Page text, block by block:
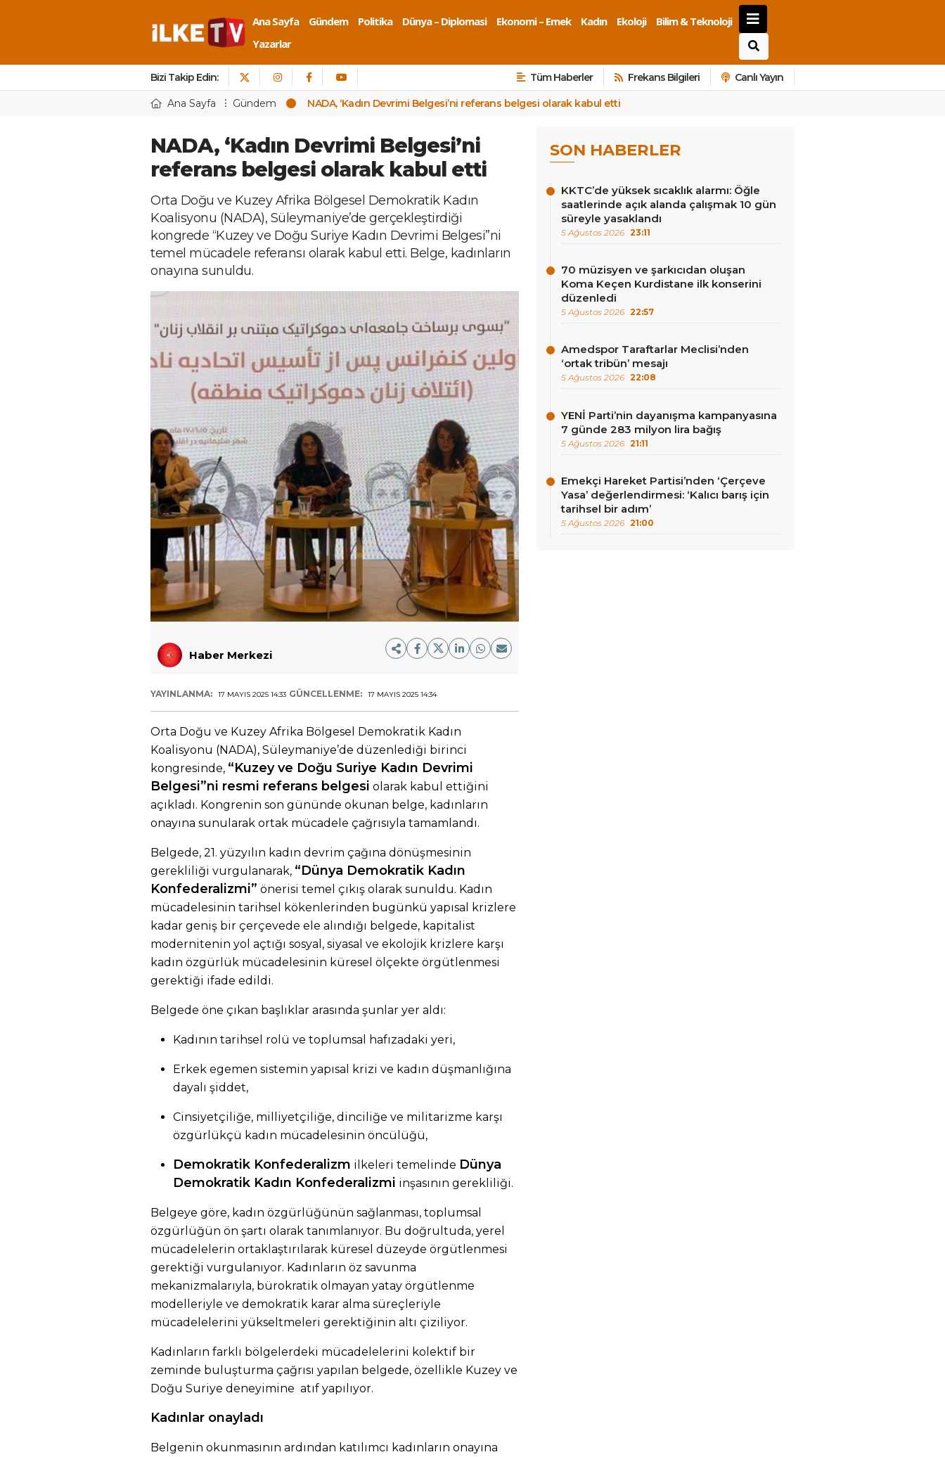
Ana Sayfa Gündem Politika Dünya – Diplomasi Ekonomi – Emek Kadın Ekoloji
Bilim & Teknoloji
Yazarlar
Bizi Takip Edin: Tüm Haberler Frekans Bilgileri Canlı Yayın
Ana Sayfa Gündem NADA, ‘Kadın Devrimi Belgesi’ni referans belgesi olarak kabul etti
NADA, ‘Kadın Devrimi Belgesi’ni
referans belgesi olarak kabul etti
Orta Doğu ve Kuzey Afrika Bölgesel Demokratik Kadın
Koalisyonu (NADA), Süleymaniye’de gerçekleştirdiği
kongrede “Kuzey ve Doğu Suriye Kadın Devrimi Belgesi”ni
temel mücadele referansı olarak kabul etti. Belge, kadınların
onayına sunuldu.
Haber Merkezi
YAYINLANMA: 17 MAYIS 2025 14:33 GÜNCELLENME: 17 MAYIS 2025 14:34
Orta Doğu ve Kuzey Afrika Bölgesel Demokratik Kadın
Koalisyonu (NADA), Süleymaniye’de düzenlediği birinci
kongresinde, “Kuzey ve Doğu Suriye Kadın Devrimi
Belgesi”ni resmi referans belgesi olarak kabul ettiğini
açıkladı. Kongrenin son gününde okunan belge, kadınların
onayına sunularak ortak mücadele çağrısıyla tamamlandı.
Belgede, 21. yüzyılın kadın devrim çağına dönüşmesinin
gerekliliği vurgulanarak, “Dünya Demokratik Kadın
Konfederalizmi” önerisi temel çıkış olarak sunuldu. Kadın
mücadelesinin tarihsel kökenlerinden bugünkü yapısal krizlere
kadar geniş bir çerçevede ele alındığı belgede, kapitalist
modernitenin yol açtığı sosyal, siyasal ve ekolojik krizlere karşı
kadın özgürlük mücadelesinin küresel ölçekte örgütlenmesi
gerektiği ifade edildi.
Belgede öne çıkan başlıklar arasında şunlar yer aldı:
Kadının tarihsel rolü ve toplumsal hafızadaki yeri,
Erkek egemen sistemin yapısal krizi ve kadın düşmanlığına
dayalı şiddet,
Cinsiyetçiliğe, milliyetçiliğe, dinciliğe ve militarizme karşı
özgürlükçü kadın mücadelesinin öncülüğü,
Demokratik Konfederalizm ilkeleri temelinde Dünya
Demokratik Kadın Konfederalizmi inşasının gerekliliği.
Belgeye göre, kadın özgürlüğünün sağlanması, toplumsal
özgürlüğün ön şartı olarak tanımlanıyor. Bu doğrultuda, yerel
mücadelelerin ortaklaştırılarak küresel düzeyde örgütlenmesi
gerektiği vurgulanıyor. Kadınların öz savunma
mekanizmalarıyla, bürokratik olmayan yatay örgütlenme
modelleriyle ve demokratik karar alma süreçleriyle
mücadelelerini yükseltmeleri gerektiğinin altı çiziliyor.
Kadınların farklı bölgelerdeki mücadelelerini kolektif bir
zeminde buluşturma çağrısı yapılan belgede, özellikle Kuzey ve
Doğu Suriye deneyimine atıf yapılıyor.
Kadınlar onayladı
Belgenin okunmasının ardından katılımcı kadınların onayına
SON HABERLER
KKTC’de yüksek sıcaklık alarmı: Öğle
saatlerinde açık alanda çalışmak 10 gün
süreyle yasaklandı
5 Ağustos 2026 23:11
70 müzisyen ve şarkıcıdan oluşan
Koma Keçen Kurdistane ilk konserini
düzenledi
5 Ağustos 2026 22:57
Amedspor Taraftarlar Meclisi’nden
‘ortak tribün’ mesajı
5 Ağustos 2026 22:08
YENİ Parti’nin dayanışma kampanyasına
7 günde 283 milyon lira bağış
5 Ağustos 2026 21:11
Emekçi Hareket Partisi’nden ‘Çerçeve
Yasa’ değerlendirmesi: ‘Kalıcı barış için
tarihsel bir adım’
5 Ağustos 2026 21:00